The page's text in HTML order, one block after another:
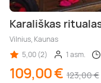
Karališkas
Vilnius, Kaunas
5,00 (2)
1 asm.
109,00 € 123,00 €